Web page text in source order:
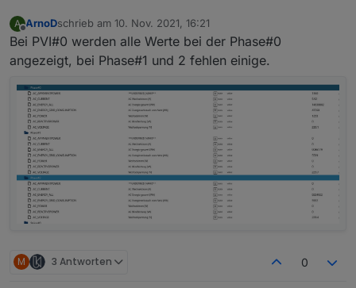
A
Offline
ArnoDschrieb am 10. Nov. 2021, 16:21
zuletzt editiert von
Bei PVI#0 werden alle Werte bei der Phase#0
angezeigt, bei Phase#1 und 2 fehlen einige.
M 3 Antworten 0